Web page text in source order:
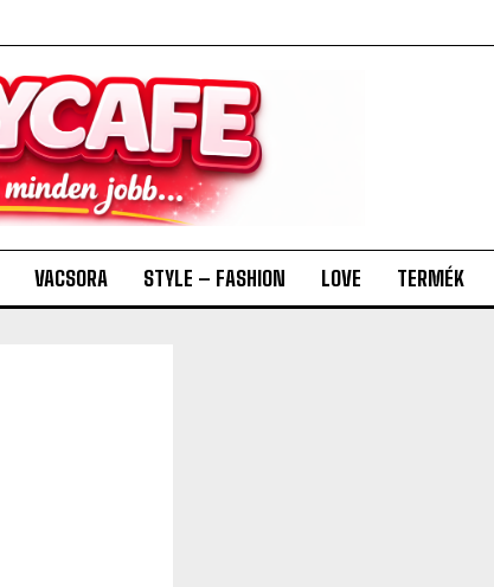
VACSORA STYLE – FASHION LOVE TERMÉK